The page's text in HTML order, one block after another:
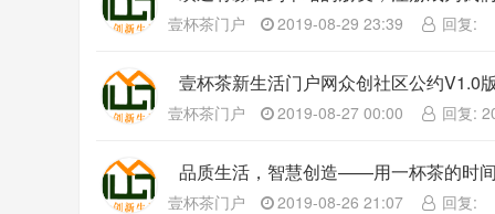
壹杯茶门户 2019-08-29 23:39 回复:
壹杯茶新生活门户网众创社区公约V1.0
壹杯茶门户 2019-08-27 00:00 回复:
品质生活，智慧创造——用一杯茶的时
热
壹杯茶门户 2019-08-26 21:07 回复: